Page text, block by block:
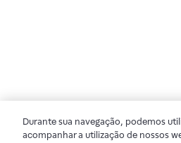
Durante sua navegação, podemos
acompanhar a utilização de nossos